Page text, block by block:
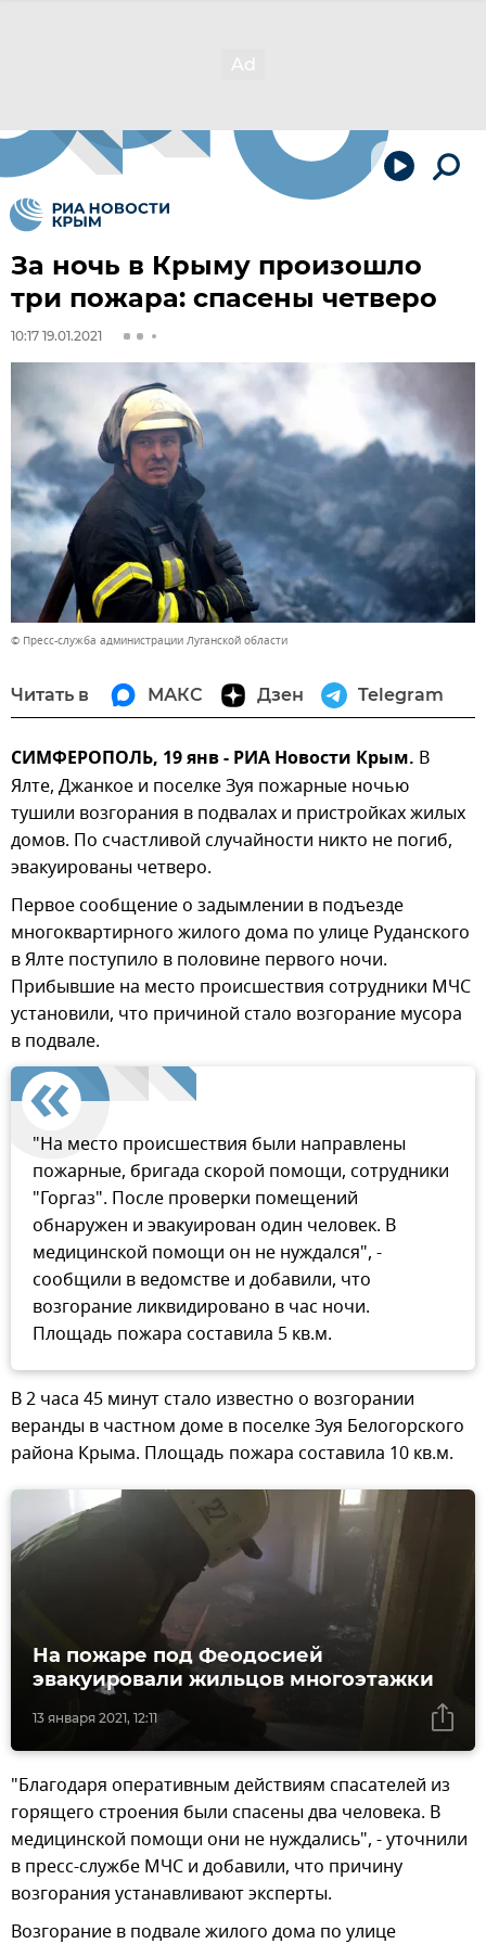
За ночь в Крыму произошло
три пожара: спасены четверо
10:17 19.01.2021
© Пресс-служба администрации Луганской области
Читать в МАКС Дзен Telegram
СИМФЕРОПОЛЬ, 19 янв - РИА Новости Крым. В
Ялте, Джанкое и поселке Зуя пожарные ночью
тушили возгорания в подвалах и пристройках жилых
домов. По счастливой случайности никто не погиб,
эвакуированы четверо.
Первое сообщение о задымлении в подъезде
многоквартирного жилого дома по улице Руданского
в Ялте поступило в половине первого ночи.
Прибывшие на место происшествия сотрудники МЧС
установили, что причиной стало возгорание мусора
в подвале.
"На место происшествия были направлены
пожарные, бригада скорой помощи, сотрудники
"Горгаз". После проверки помещений
обнаружен и эвакуирован один человек. В
медицинской помощи он не нуждался", -
сообщили в ведомстве и добавили, что
возгорание ликвидировано в час ночи.
Площадь пожара составила 5 кв.м.
В 2 часа 45 минут стало известно о возгорании
веранды в частном доме в поселке Зуя Белогорского
района Крыма. Площадь пожара составила 10 кв.м.
13 января 2021, 12:11
На пожаре под Феодосией
эвакуировали жильцов многоэтажки
"Благодаря оперативным действиям спасателей из
горящего строения были спасены два человека. В
медицинской помощи они не нуждались", - уточнили
в пресс-службе МЧС и добавили, что причину
возгорания устанавливают эксперты.
Возгорание в подвале жилого дома по улице